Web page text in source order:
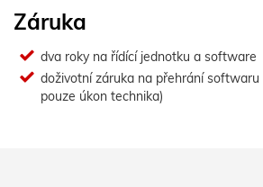
Záruka
dva roky na řídící jednotku a software
doživotní záruka na přehrání softwaru
pouze úkon technika)